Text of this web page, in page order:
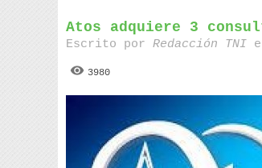
Atos adquiere 3
Escrito porRedacción TNI
3980